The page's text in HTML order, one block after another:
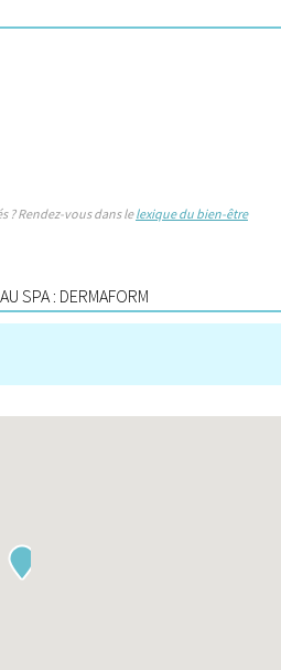
? Rendez-vous dans lelexique du bien-être
SPA : DERMAFORM